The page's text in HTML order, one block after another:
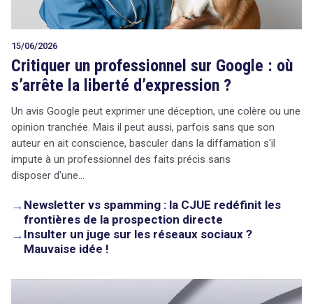
15/06/2026
Critiquer un professionnel sur Google : où
s’arrête la liberté d’expression ?
Un avis Google peut exprimer une déception, une colère ou une
opinion tranchée. Mais il peut aussi, parfois sans que son
auteur en ait conscience, basculer dans la diffamation s'il
impute à un professionnel des faits précis sans
disposer d'une…
→ Newsletter vs spamming : la CJUE redéfinit les
frontières de la prospection directe
→ Insulter un juge sur les réseaux sociaux ?
Mauvaise idée !